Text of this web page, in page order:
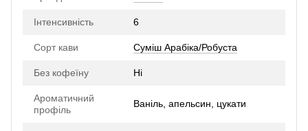
Інтенсивність 6
Сорт кави Суміш Арабіка/Робуста
Без кофеїну Ні
Ароматичний
профіль
Ваніль, апельсин, цукати